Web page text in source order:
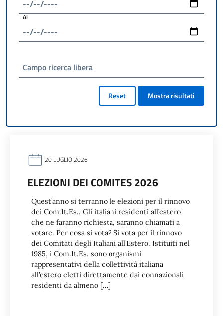
Al
Campo ricerca libera
Reset Mostra risultati
20 LUGLIO 2026
ELEZIONI DEI COMITES 2026
Quest’anno si terranno le elezioni per il rinnovo
dei Com.It.Es.. Gli italiani residenti all’estero
che ne faranno richiesta, saranno chiamati a
votare. Per cosa si vota? Si vota per il rinnovo
dei Comitati degli Italiani all’Estero. Istituiti nel
1985, i Com.It.Es. sono organismi
rappresentativi della collettività italiana
all’estero eletti direttamente dai connazionali
residenti da almeno […]